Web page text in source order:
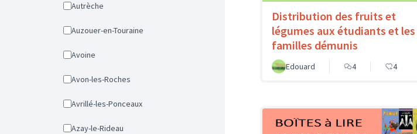
Autrèche
Auzouer-en-Touraine
Avoine
Avon-les-Roches
Avrillé-les-Ponceaux
Azay-le-Rideau
Distribution des fruits et
légumes aux étudiants et les
familles démunis
Edouard 4 4